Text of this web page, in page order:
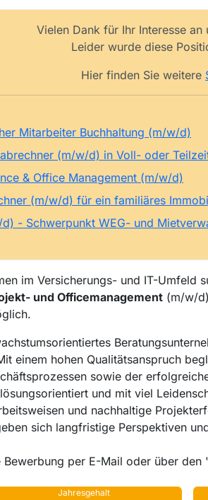
Vielen Dank für Ihr Interesse
Leider wurde diese
Hier finden Sie weitere
Mitarbeiter Buchhaltung (m/w/d)
(m/w/d) in Voll- oder
& Office Management (m/w/d)
(m/w/d) für ein familiäres
- Schwerpunkt WEG- und
im Versicherungs- und IT-Umfeld
und Officemanagement (m/w/
einem hohen Qualitätsanspruch
sowie der
und mit viel
und nachhaltige
sich langfristige Perspektiven
per E-Mail oder über den
Jahresgehalt